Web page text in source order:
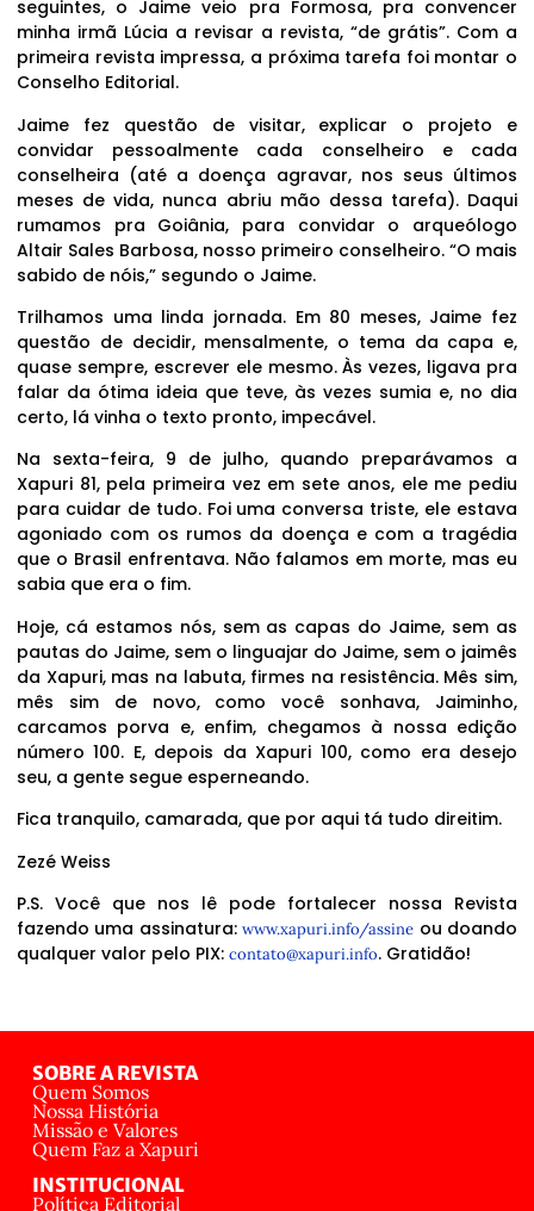
seguintes, o Jaime veio pra Formosa, pra convencer
minha irmã Lúcia a revisar a revista, “de grátis”. Com a
primeira revista impressa, a próxima tarefa foi montar o
Conselho Editorial.
Jaime fez questão de visitar, explicar o projeto e
convidar pessoalmente cada conselheiro e cada
conselheira (até a doença agravar, nos seus últimos
meses de vida, nunca abriu mão dessa tarefa). Daqui
rumamos pra Goiânia, para convidar o arqueólogo
Altair Sales Barbosa, nosso primeiro conselheiro. “O mais
sabido de nóis,” segundo o Jaime.
Trilhamos uma linda jornada. Em 80 meses, Jaime fez
questão de decidir, mensalmente, o tema da capa e,
quase sempre, escrever ele mesmo. Às vezes, ligava pra
falar da ótima ideia que teve, às vezes sumia e, no dia
certo, lá vinha o texto pronto, impecável.
Na sexta-feira, 9 de julho, quando preparávamos a
Xapuri 81, pela primeira vez em sete anos, ele me pediu
para cuidar de tudo. Foi uma conversa triste, ele estava
agoniado com os rumos da doença e com a tragédia
que o Brasil enfrentava. Não falamos em morte, mas eu
sabia que era o fim.
Hoje, cá estamos nós, sem as capas do Jaime, sem as
pautas do Jaime, sem o linguajar do Jaime, sem o jaimês
da Xapuri, mas na labuta, firmes na resistência. Mês sim,
mês sim de novo, como você sonhava, Jaiminho,
carcamos porva e, enfim, chegamos à nossa edição
número 100. E, depois da Xapuri 100, como era desejo
seu, a gente segue esperneando.
Fica tranquilo, camarada, que por aqui tá tudo direitim.
Zezé Weiss
P.S. Você que nos lê pode fortalecer nossa Revista
fazendo uma assinatura:www.xapuri.info/assine ou doando
qualquer valor pelo PIX: contato@xapuri.info. Gratidão!
SOBRE A REVISTA
Quem Somos
Nossa História
Missão e Valores
Quem Faz a Xapuri
INSTITUCIONAL
Política Editorial